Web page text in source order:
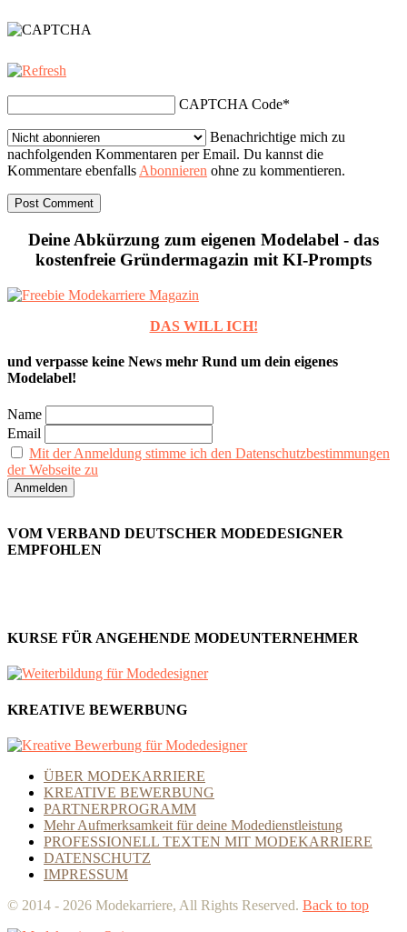
CAPTCHA Code*
Benachrichtige mich zu
nachfolgenden Kommentaren per Email. Du kannst die
Kommentare ebenfalls Abonnieren ohne zu kommentieren.
Deine Abkürzung zum eigenen Modelabel - das
kostenfreie Gründermagazin mit KI-Prompts
DAS WILL ICH!
und verpasse keine News mehr Rund um dein eigenes
Modelabel!
Name
Email
Mit der Anmeldung stimme ich den Datenschutzbestimmungen
der Webseite zu
VOM VERBAND DEUTSCHER MODEDESIGNER
EMPFOHLEN
KURSE FÜR ANGEHENDE MODEUNTERNEHMER
KREATIVE BEWERBUNG
ÜBER MODEKARRIERE
KREATIVE BEWERBUNG
PARTNERPROGRAMM
Mehr Aufmerksamkeit für deine Modedienstleistung
PROFESSIONELL TEXTEN MIT MODEKARRIERE
DATENSCHUTZ
IMPRESSUM
© 2014 - 2026 Modekarriere, All Rights Reserved. Back to top